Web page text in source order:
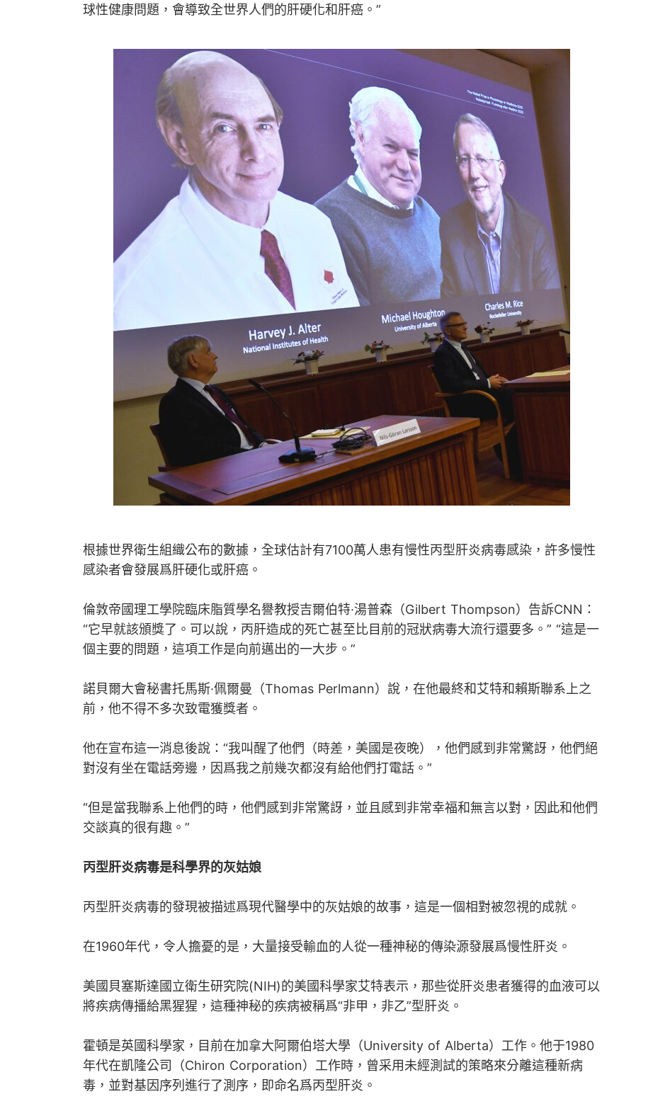
球性健康問題，會導致全世界人們的肝硬化和肝癌。”
根據世界衛生組織公布的數據，全球估計有7100萬人患有慢性丙型肝炎病毒感染，許多慢性
感染者會發展爲肝硬化或肝癌。
倫敦帝國理工學院臨床脂質學名譽教授吉爾伯特·湯普森（Gilbert Thompson）告訴CNN：
“它早就該頒獎了。可以說，丙肝造成的死亡甚至比目前的冠狀病毒大流行還要多。” “這是一
個主要的問題，這項工作是向前邁出的一大步。”
諾貝爾大會秘書托馬斯·佩爾曼（Thomas Perlmann）說，在他最終和艾特和賴斯聯系上之
前，他不得不多次致電獲獎者。
他在宣布這一消息後說：“我叫醒了他們（時差，美國是夜晚），他們感到非常驚訝，他們絕
對沒有坐在電話旁邊，因爲我之前幾次都沒有給他們打電話。”
“但是當我聯系上他們的時，他們感到非常驚訝，並且感到非常幸福和無言以對，因此和他們
交談真的很有趣。”
丙型肝炎病毒是科學界的灰姑娘
丙型肝炎病毒的發現被描述爲現代醫學中的灰姑娘的故事，這是一個相對被忽視的成就。
在1960年代，令人擔憂的是，大量接受輸血的人從一種神秘的傳染源發展爲慢性肝炎。
美國貝塞斯達國立衛生研究院(NIH)的美國科學家艾特表示，那些從肝炎患者獲得的血液可以
將疾病傳播給黑猩猩，這種神秘的疾病被稱爲“非甲，非乙”型肝炎。
霍頓是英國科學家，目前在加拿大阿爾伯塔大學（University of Alberta）工作。他于1980
年代在凱隆公司（Chiron Corporation）工作時，曾采用未經測試的策略來分離這種新病
毒，並對基因序列進行了測序，即命名爲丙型肝炎。